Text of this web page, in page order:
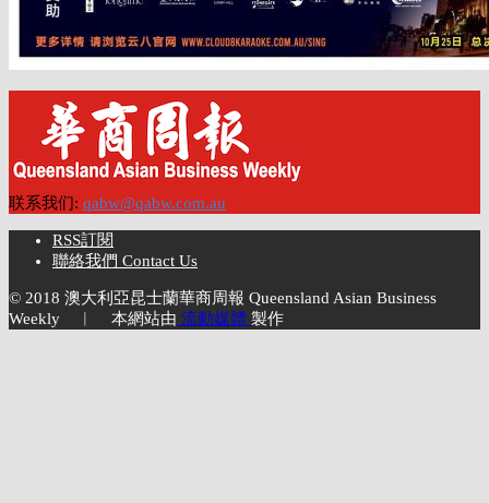
联系我们: qabw@qabw.com.au
RSS訂閱
聯絡我們 Contact Us
© 2018 澳大利亞昆士蘭華商周報 Queensland Asian Business
Weekly ︱ 本網站由 流動媒體 製作